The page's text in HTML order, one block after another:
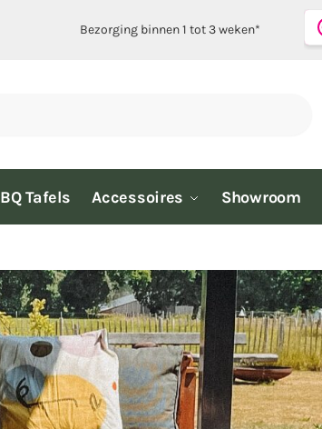
Bezorging binnen 1 tot 3 weken*
Tafels Accessoires Showroom